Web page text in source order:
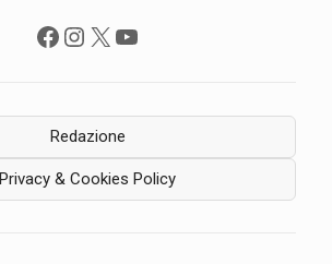
Facebook
Instagram
X YouTube
Redazione
Privacy & Cookies Policy